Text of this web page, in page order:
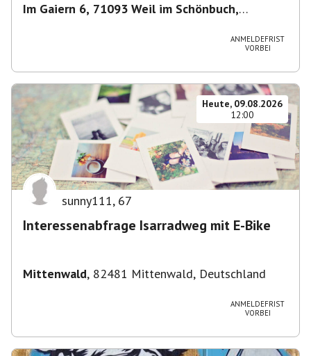
Im Gaiern 6, 71093 Weil im Schönbuch,
ANMELDEFRIST
VORBEI
Heute, 09.08.2026
12:00
sunny111, 67
Interessenabfrage Isarradweg mit E-Bike
Mittenwald, 82481 Mittenwald, Deutschland
ANMELDEFRIST
VORBEI